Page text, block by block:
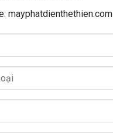
mayphatdienthethien.com